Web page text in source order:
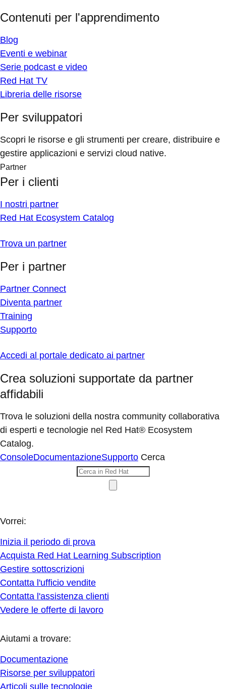
Contenuti per l'apprendimento
Blog
Eventi e webinar
Serie podcast e video
Red Hat TV
Libreria delle risorse
Per sviluppatori
Scopri le risorse e gli strumenti per creare, distribuire e
gestire applicazioni e servizi cloud native.
Partner
Per i clienti
I nostri partner
Red Hat Ecosystem Catalog
Trova un partner
Per i partner
Partner Connect
Diventa partner
Training
Supporto
Accedi al portale dedicato ai partner
Crea soluzioni supportate da partner
affidabili
Trova le soluzioni della nostra community collaborativa
di esperti e tecnologie nel Red Hat® Ecosystem
Catalog.
ConsoleDocumentazioneSupporto Cerca
Vorrei:
Inizia il periodo di prova
Acquista Red Hat Learning Subscription
Gestire sottoscrizioni
Contatta l'ufficio vendite
Contatta l'assistenza clienti
Vedere le offerte di lavoro
Aiutami a trovare:
Documentazione
Risorse per sviluppatori
Articoli sulle tecnologie